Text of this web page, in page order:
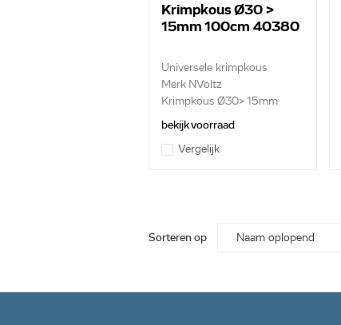
Krimpkous Ø30 >
15mm 100cm 40380
Universele krimpkous
Merk NVoltz
Krimpkous Ø30> 15mm
100c
bekijk voorraad
Vergelijk
Sorteren op